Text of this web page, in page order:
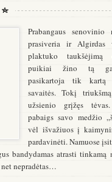
Prabangaus senovinio
prasiveria ir Algirdas
plaktuko taukšėjimą
puikiai žino tą
pasikartoja tik kartą
savaitės. Tokį
užsienio grįžęs
pabaigs savo medžio
vėl išvažiuos į
pardavinėti. Namuose
bandydamas atrasti tinkamą
nepradėtas…